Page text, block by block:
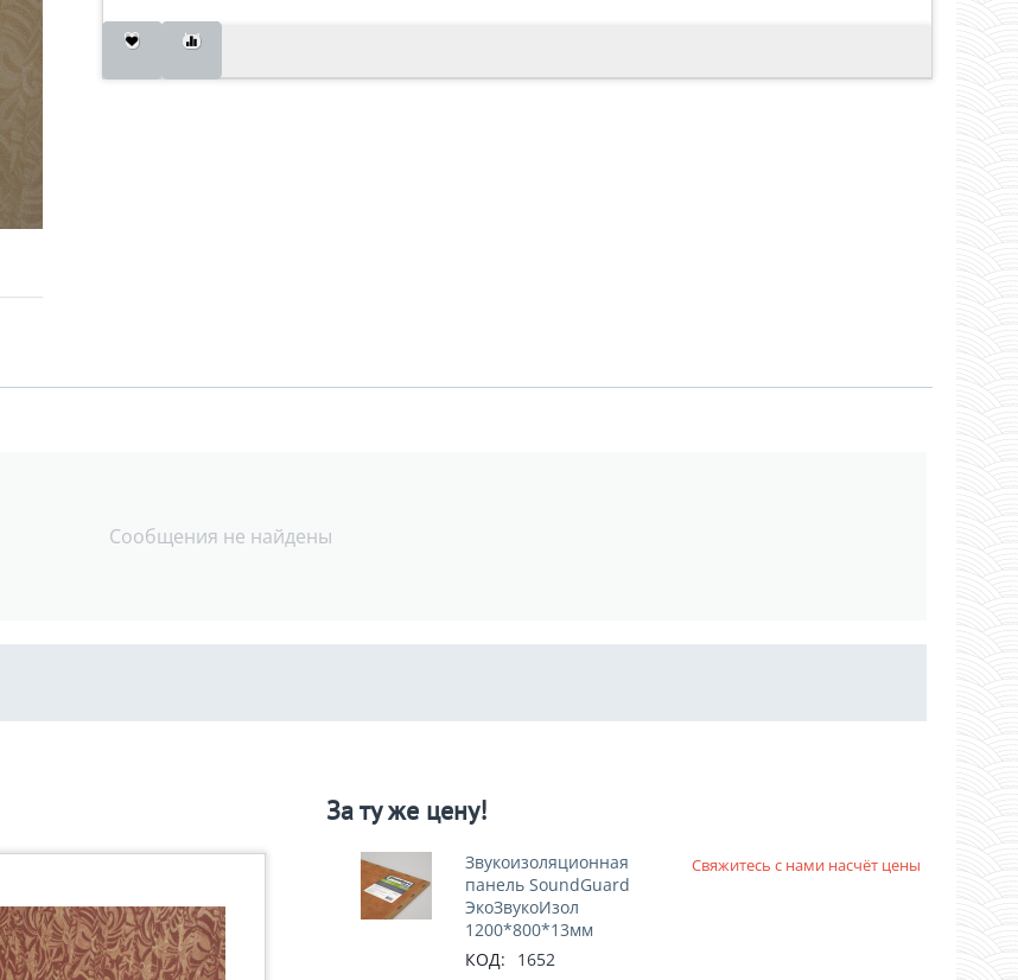
Сообщения не найдены
За ту же цену!
Звукоизоляционная
панель SoundGuard
ЭкоЗвукоИзол
1200*800*13мм
КОД:
1652
Свяжитесь с нами насчёт цены